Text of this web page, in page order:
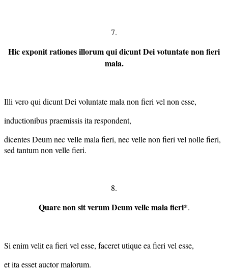
7.
Hic exponit rationes illorum qui dicunt Dei votuntate non fieri
mala.
Illi vero qui dicunt Dei voluntate mala non fieri vel non esse,
inductionibus praemissis ita respondent,
dicentes Deum nec velle mala fieri, nec velle non fieri vel nolle fieri,
sed tantum non velle fieri.
8.
Quare non sit verum Deum velle mala fieri*.
Si enim velit ea fieri vel esse, faceret utique ea fieri vel esse,
et ita esset auctor malorum.